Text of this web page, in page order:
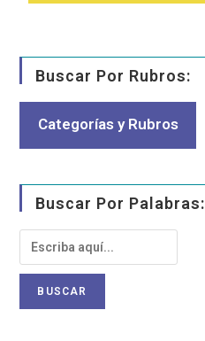
Buscar Por Rubros:
Categorías y Rubros
Buscar Por Palabras: